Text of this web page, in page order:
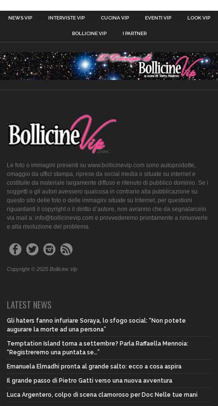
NEWS VIP INTERVISTE VIP CUCINA VIP EVENTI VIP LOOK VIP
BOLLICINE VIP I PARTNER
Le foto o immagini presenti su www.bollicinevip.com sono autoprodotte,
omaggio da uffici stampa, riprese da social media o situate su internet e
costituite da materiale largamente diffuso e ritenuto di pubblico dominio. Se i
soggetti o gli autori avessero qualcosa in contrario alla pubblicazione su
questo sito delle foto o delle immagini situate su Internet, per questioni
riguardanti il copyright o il diritto d’autore, non avranno che da segnalarcelo
via mail a: info@bollicinevip.com e provvederemo prontamente a rimuoverle
e alla risoluzione del problema.
Copyright © 2025 Bollicine Vip
LATEST NEWS
Gli haters fanno infuriare Soraya, lo sfogo social: “Non potete
augurare la morte ad una persona”
Temptation Island torna a settembre? Parla Raffaella Mennoia:
“Registreremo una puntata se…”
Emanuela Elmadhi pronta al grande salto: ecco a cosa aspira
Il grande passo di Pietro Gatti verso una nuova avventura
Luca Argentero, colpo di scena clamoroso per Doc Nelle tue mani